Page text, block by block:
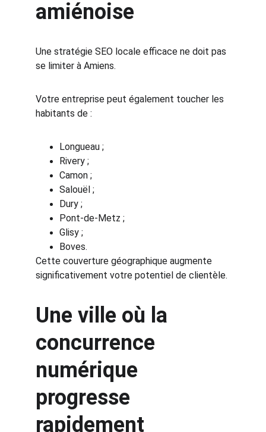
amiénoise
Une stratégie SEO locale efficace ne doit pas
se limiter à Amiens.
Votre entreprise peut également toucher les
habitants de :
Longueau ;
Rivery ;
Camon ;
Salouël ;
Dury ;
Pont-de-Metz ;
Glisy ;
Boves.
Cette couverture géographique augmente
significativement votre potentiel de clientèle.
Une ville où la
concurrence
numérique
progresse
rapidement